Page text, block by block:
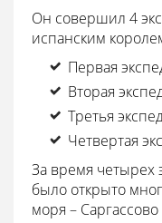
Он совершил 4
испанским
Первая
Вторая
Третья
Четвертая
За время четырех
было открыто
моря –